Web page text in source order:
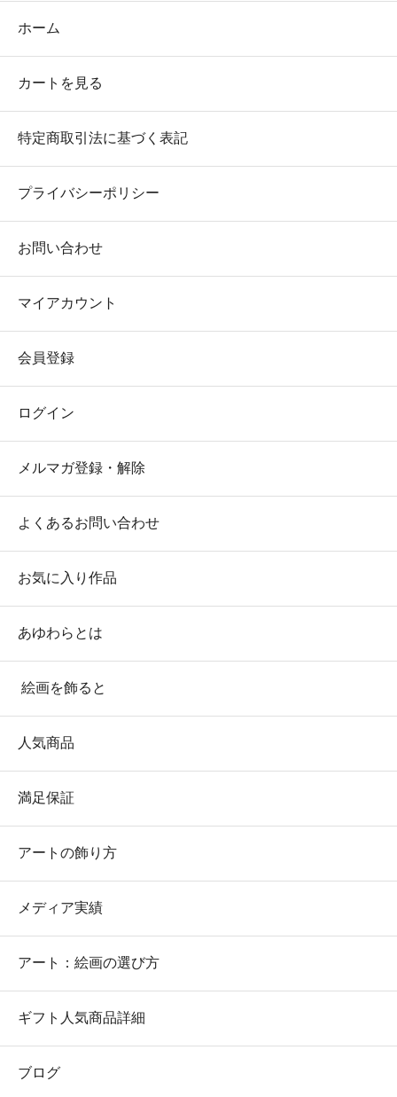
ホーム
カートを見る
特定商取引法に基づく表記
プライバシーポリシー
お問い合わせ
マイアカウント
会員登録
ログイン
メルマガ登録・解除
よくあるお問い合わせ
お気に入り作品
あゆわらとは
絵画を飾ると
人気商品
満足保証
アートの飾り方
メディア実績
アート：絵画の選び方
ギフト人気商品詳細
ブログ